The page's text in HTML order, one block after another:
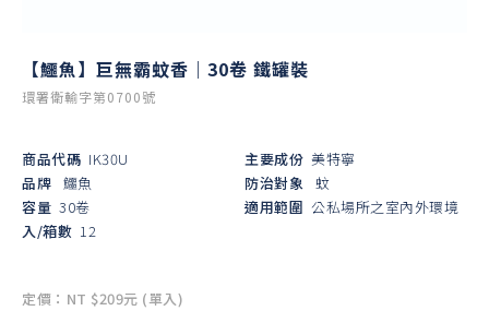
【鱷魚】巨無霸蚊香｜30卷 鐵罐裝
環署衛輸字第0700號
商品代碼 IK30U
品牌 鱷魚
容量 30卷
入/箱數 12
主要成份 美特寧
防治對象 蚊
適用範圍 公私場所之室內外環境
定價：NT $209元 (單入)